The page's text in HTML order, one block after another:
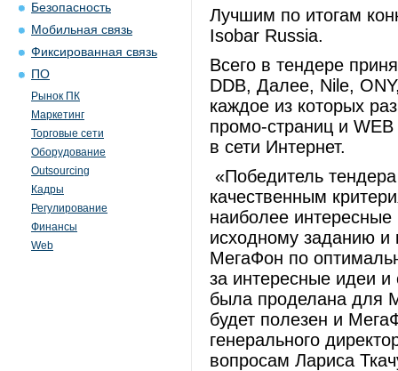
Безопасность
Мобильная связь
Фиксированная связь
ПО
Рынок ПК
Маркетинг
Торговые сети
Оборудование
Outsourcing
Кадры
Регулирование
Финансы
Web
Лучшим по итогам
Isobar Russia.
Всего в тендере
DDB, Далее, Nile,
каждое из которых
промо-страниц и
в сети Интернет.
«Победитель
качественным
наиболее
исходному заданию
МегаФон по
за интересные идеи и
была проделана для
будет полезен и
генерального
вопросам Лариса